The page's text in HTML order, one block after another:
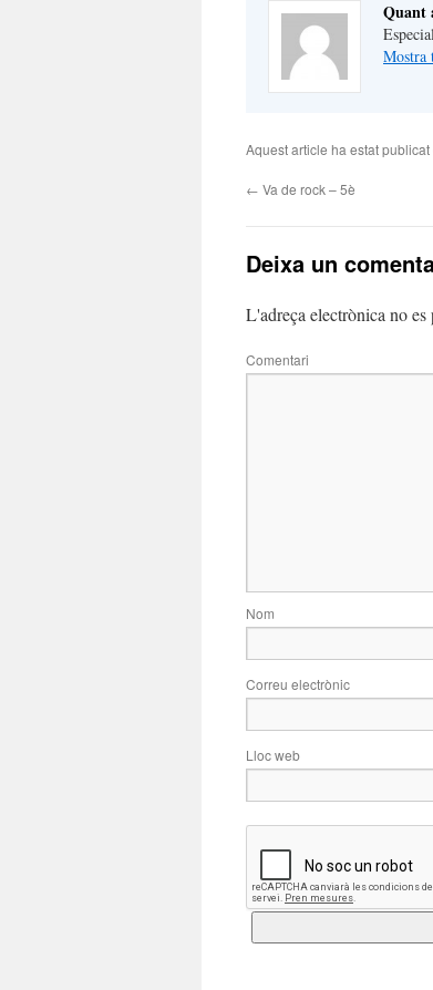
Quant
Mostra
Aquest article ha estat publicat
← Va de rock – 5è
Deixa un
L'adreça electrònica no es
Comentari
Nom
Correu electrònic
Lloc web